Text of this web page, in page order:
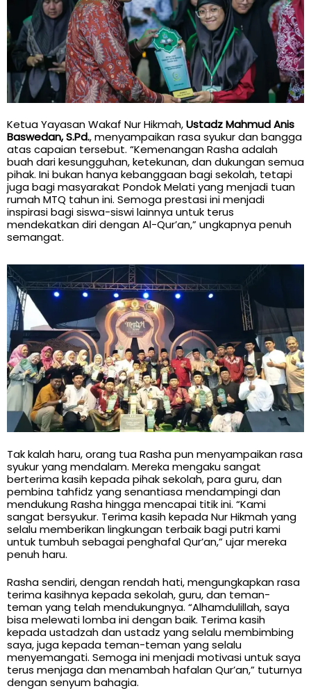
Ketua Yayasan Wakaf Nur Hikmah,Ustadz Mahmud Anis
Baswedan, S.Pd., menyampaikan rasa syukur dan bangga
atas capaian tersebut. “Kemenangan Rasha adalah
buah dari kesungguhan, ketekunan, dan dukungan semua
pihak. Ini bukan hanya kebanggaan bagi sekolah, tetapi
juga bagi masyarakat Pondok Melati yang menjadi tuan
rumah MTQ tahun ini. Semoga prestasi ini menjadi
inspirasi bagi siswa-siswi lainnya untuk terus
mendekatkan diri dengan Al-Qur’an,” ungkapnya penuh
semangat.
Tak kalah haru, orang tua Rasha pun menyampaikan rasa
syukur yang mendalam. Mereka mengaku sangat
berterima kasih kepada pihak sekolah, para guru, dan
pembina tahfidz yang senantiasa mendampingi dan
mendukung Rasha hingga mencapai titik ini. “Kami
sangat bersyukur. Terima kasih kepada Nur Hikmah yang
selalu memberikan lingkungan terbaik bagi putri kami
untuk tumbuh sebagai penghafal Qur’an,” ujar mereka
penuh haru.
Rasha sendiri, dengan rendah hati, mengungkapkan rasa
terima kasihnya kepada sekolah, guru, dan teman-
teman yang telah mendukungnya. “Alhamdulillah, saya
bisa melewati lomba ini dengan baik. Terima kasih
kepada ustadzah dan ustadz yang selalu membimbing
saya, juga kepada teman-teman yang selalu
menyemangati. Semoga ini menjadi motivasi untuk saya
terus menjaga dan menambah hafalan Qur’an,” tuturnya
dengan senyum bahagia.